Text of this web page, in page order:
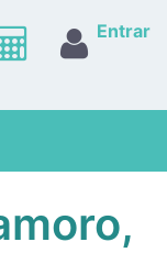
Entrar